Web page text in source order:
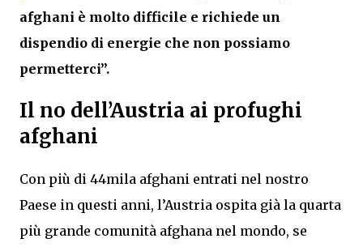
afghani è molto difficile e richiede un
dispendio di energie che non possiamo
permetterci”.
Il no dell’Austria ai profughi
afghani
Con più di 44mila afghani entrati nel nostro
Paese in questi anni, l’Austria ospita già la quarta
più grande comunità afghana nel mondo, se